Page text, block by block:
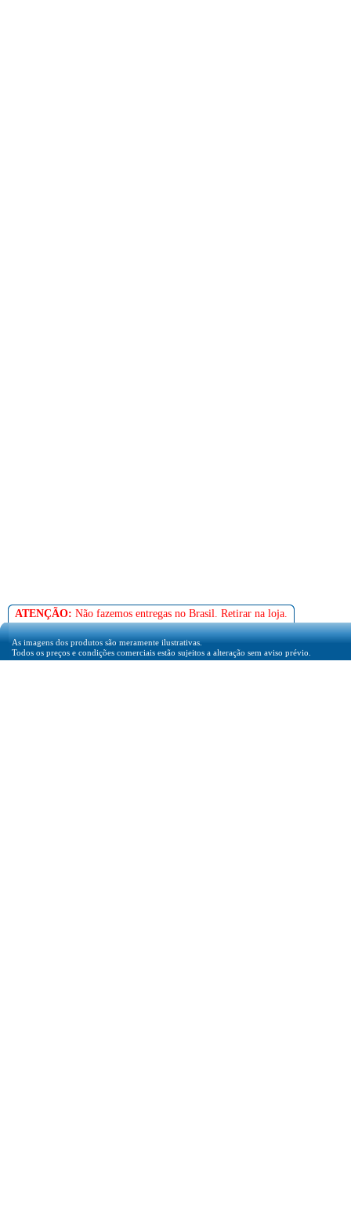
ATENÇÃO: Não fazemos entregas no Brasil. Retirar na loja.
As imagens dos produtos são meramente ilustrativas.
Todos os preços e condições comerciais estão sujeitos a alteração sem aviso prévio.